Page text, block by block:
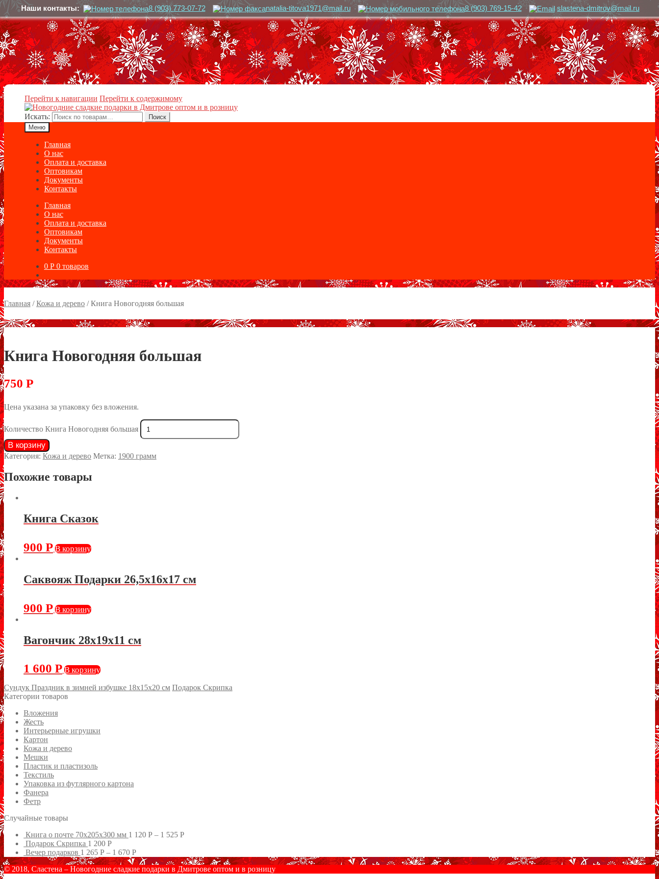
Наши контакты: 8 (903) 773-07-72 natalia-titova1971@mail.ru 8 (903) 769-15-42 slastena-dmitrov@mail.ru
Перейти к навигации Перейти к содержимому
Искать:
Поиск
Меню
Главная
О нас
Оплата и доставка
Оптовикам
Документы
Контакты
Главная
О нас
Оплата и доставка
Оптовикам
Документы
Контакты
0 Р 0 товаров
Главная /Кожа и дерево /Книга Новогодняя большая
Книга Новогодняя большая
750 Р
Цена указана за упаковку без вложения.
Количество Книга Новогодняя большая
В корзину
Категория: Кожа и дерево Метка: 1900 грамм
Похожие товары
Книга Сказок
900 Р В корзину
Саквояж Подарки 26,5х16х17 см
900 Р В корзину
Вагончик 28х19х11 см
1 600 Р В корзину
Сундук Праздник в зимней избушке 18х15х20 см Подарок Скрипка
Категории товаров
Вложения
Жесть
Интерьерные игрушки
Картон
Кожа и дерево
Мешки
Пластик и пластизоль
Текстиль
Упаковка из футлярного картона
Фанера
Фетр
Случайные товары
Книга о почте 70х205х300 мм 1 120 Р – 1 525 Р
Подарок Скрипка 1 200 Р
Вечер подарков 1 265 Р – 1 670 Р
© 2018, Сластена – Новогодние сладкие подарки в Дмитрове оптом и в розницу